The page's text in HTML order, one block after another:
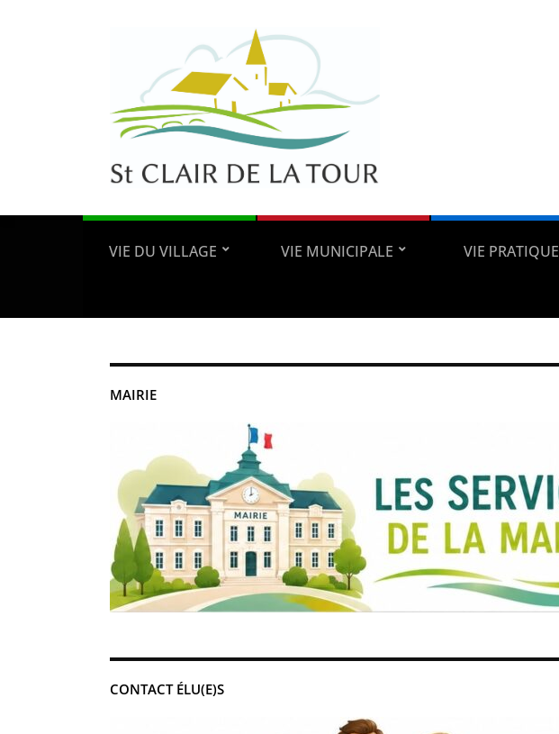
VIE DU VILLAGE VIE MUNICIPALE VIE PRATIQUE
MAIRIE
CONTACT ÉLU(E)S